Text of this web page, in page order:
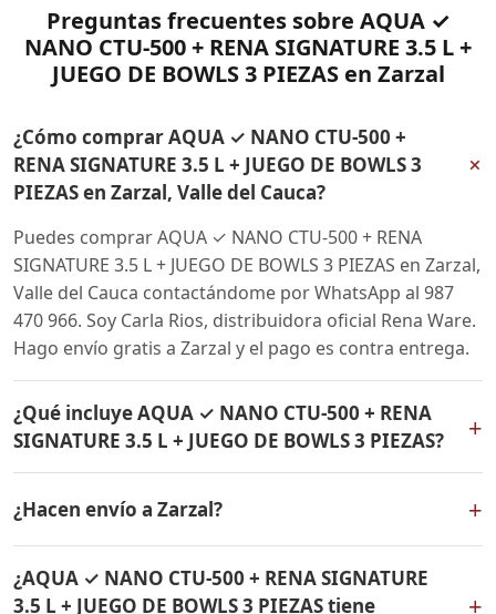
Preguntas frecuentes sobre AQUA ✓
NANO CTU-500 + RENA SIGNATURE 3.5 L +
JUEGO DE BOWLS 3 PIEZAS en Zarzal
¿Cómo comprar AQUA ✓ NANO CTU-500 +
RENA SIGNATURE 3.5 L + JUEGO DE BOWLS 3
PIEZAS en Zarzal, Valle del Cauca?
+
Puedes comprar AQUA ✓ NANO CTU-500 + RENA
SIGNATURE 3.5 L + JUEGO DE BOWLS 3 PIEZAS en Zarzal,
Valle del Cauca contactándome por WhatsApp al 987
470 966. Soy Carla Rios, distribuidora oficial Rena Ware.
Hago envío gratis a Zarzal y el pago es contra entrega.
¿Qué incluye AQUA ✓ NANO CTU-500 + RENA
SIGNATURE 3.5 L + JUEGO DE BOWLS 3 PIEZAS?
+
JUEGO DE BOWLS 3 PIEZAS incluye: Filtro de agua Rena
Ware + Bowls Rena Ware + Olla de 3.5 litros Rena Ware.
Todos los productos son originales Rena Ware con
garantía de por vida.
¿Hacen envío a Zarzal? +
RENA SIGNATURE 3.5 L + JUEGO DE BOWLS 3 PIEZAS a
¿AQUA ✓ NANO CTU-500 + RENA SIGNATURE
3.5 L + JUEGO DE BOWLS 3 PIEZAS tiene
+